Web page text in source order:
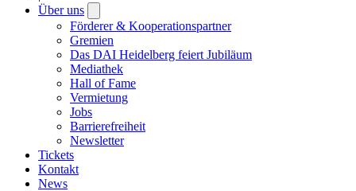
Über uns
submenu
Förderer & Kooperationspartner
Gremien
Das DAI Heidelberg feiert Jubiläum
Mediathek
Hall of Fame
Vermietung
Jobs
Barrierefreiheit
Newsletter
Tickets
Kontakt
News